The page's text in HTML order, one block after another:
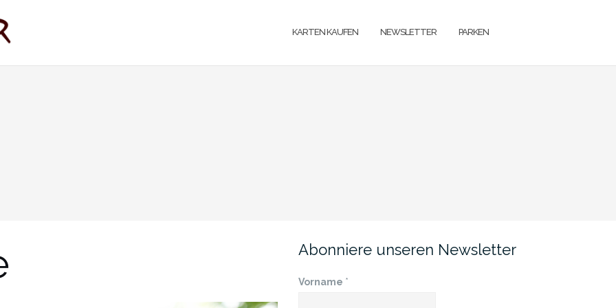
KARTEN KAUFEN NEWSLETTER PARKEN
Abonniere unseren Newsletter
Vorname *